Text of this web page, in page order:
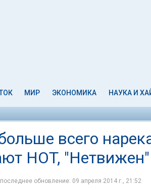
МИР ЭКОНОМИКА НАУКА И
всего
HOT,
обновление: 09 апреля 2014 г., 21:52